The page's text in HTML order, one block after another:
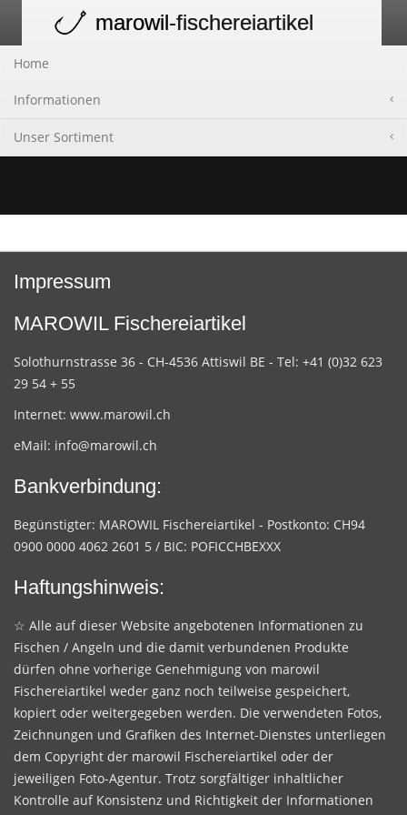
navigation
marowil-fischereiartikel
Home
Informationen
Unser Sortiment
Impressum
MAROWIL Fischereiartikel
Solothurnstrasse 36 - CH-4536 Attiswil BE - Tel: +41 (0)32 623
29 54 + 55
Internet: www.marowil.ch
eMail: info@marowil.ch
Bankverbindung:
Begünstigter: MAROWIL Fischereiartikel - Postkonto: CH94
0900 0000 4062 2601 5 / BIC: POFICCHBEXXX
Haftungshinweis:
☆ Alle auf dieser Website angebotenen Informationen zu
Fischen / Angeln und die damit verbundenen Produkte
dürfen ohne vorherige Genehmigung von marowil
Fischereiartikel weder ganz noch teilweise gespeichert,
kopiert oder weitergegeben werden. Die verwendeten Fotos,
Zeichnungen und Grafiken des Internet-Dienstes unterliegen
dem Copyright der marowil Fischereiartikel oder der
jeweiligen Foto-Agentur. Trotz sorgfältiger inhaltlicher
Kontrolle auf Konsistenz und Richtigkeit der Informationen